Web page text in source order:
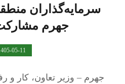
سرمایه‌گذاران
جهرم
05-11
جهرم – وزیر تعاون، کار و